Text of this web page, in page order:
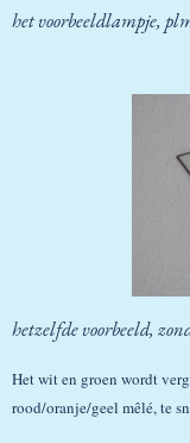
het voorbeeldlampje,
hetzelfde voorbeeld,
Het wit en groen wordt
rood/oranje/geel mêlé, te